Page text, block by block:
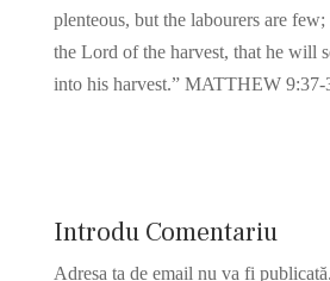
plenteous, but the labourers are
the Lord of the harvest, that he will
into his harvest.” MATTHEW 9:37-
Introdu Comentariu
Adresa ta de email nu va fi publicată.